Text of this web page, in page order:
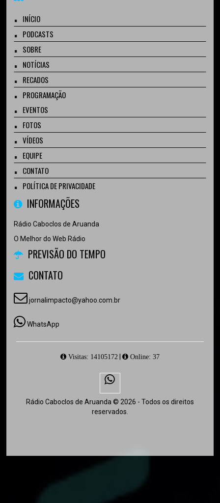
INÍCIO
PODCASTS
SOBRE
NOTÍCIAS
RECADOS
PROGRAMAÇÃO
EVENTOS
FOTOS
VÍDEOS
EQUIPE
CONTATO
POLÍTICA DE PRIVACIDADE
INFORMAÇÕES
Rádio Caboclos de Aruanda
O Melhor do Web Rádio
PREVISÃO DO TEMPO
CONTATO
jornalimpacto@yahoo.com.br
WhatsApp
Visitas: 14105172 Online: 37
Rádio Caboclos de Aruanda © 2026 - Todos os direitos
reservados.